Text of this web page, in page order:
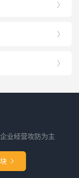



业经营攻防为主
